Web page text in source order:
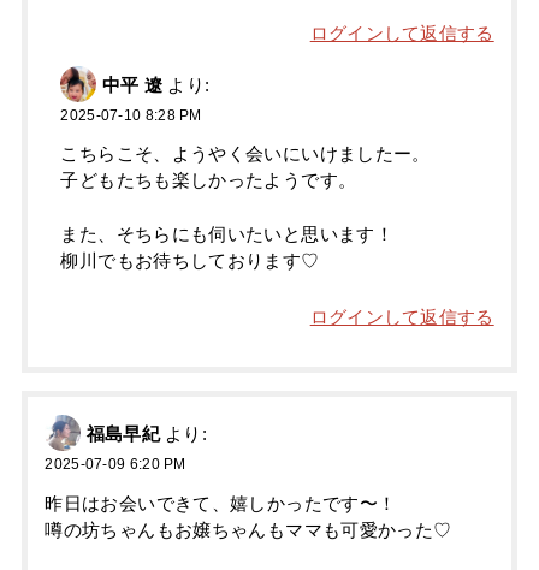
ログインして返信する
中平 遼 より:
2025-07-10 8:28 PM
こちらこそ、ようやく会いにいけましたー。
子どもたちも楽しかったようです。
また、そちらにも伺いたいと思います！
柳川でもお待ちしております♡
ログインして返信する
福島早紀 より:
2025-07-09 6:20 PM
昨日はお会いできて、嬉しかったです〜！
噂の坊ちゃんもお嬢ちゃんもママも可愛かった♡